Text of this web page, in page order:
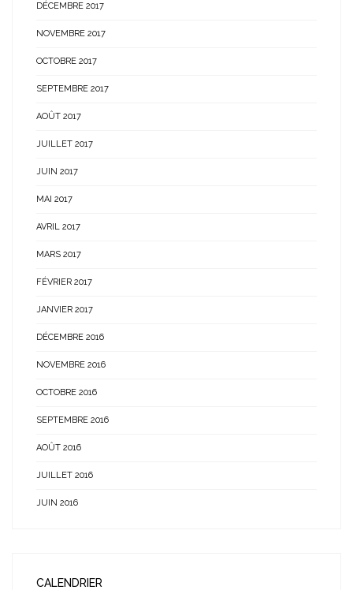
DÉCEMBRE 2017
NOVEMBRE 2017
OCTOBRE 2017
SEPTEMBRE 2017
AOÛT 2017
JUILLET 2017
JUIN 2017
MAI 2017
AVRIL 2017
MARS 2017
FÉVRIER 2017
JANVIER 2017
DÉCEMBRE 2016
NOVEMBRE 2016
OCTOBRE 2016
SEPTEMBRE 2016
AOÛT 2016
JUILLET 2016
JUIN 2016
CALENDRIER